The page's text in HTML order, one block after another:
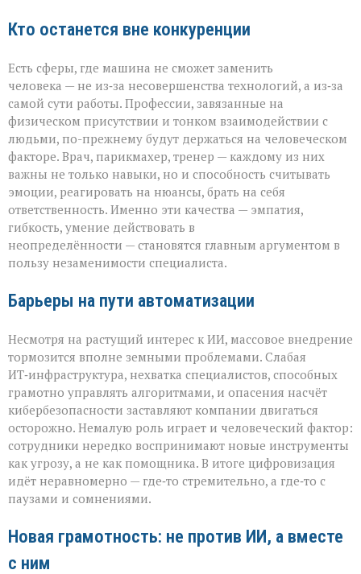
Кто останется вне конкуренции
Есть сферы, где машина не сможет заменить
человека — не из‑за несовершенства технологий, а из‑за
самой сути работы. Профессии, завязанные на
физическом присутствии и тонком взаимодействии с
людьми, по-прежнему будут держаться на человеческом
факторе. Врач, парикмахер, тренер — каждому из них
важны не только навыки, но и способность считывать
эмоции, реагировать на нюансы, брать на себя
ответственность. Именно эти качества — эмпатия,
гибкость, умение действовать в
неопределённости — становятся главным аргументом в
пользу незаменимости специалиста.
Барьеры на пути автоматизации
Несмотря на растущий интерес к ИИ, массовое внедрение
тормозится вполне земными проблемами. Слабая
ИТ‑инфраструктура, нехватка специалистов, способных
грамотно управлять алгоритмами, и опасения насчёт
кибербезопасности заставляют компании двигаться
осторожно. Немалую роль играет и человеческий фактор:
сотрудники нередко воспринимают новые инструменты
как угрозу, а не как помощника. В итоге цифровизация
идёт неравномерно — где‑то стремительно, а где‑то с
паузами и сомнениями.
Новая грамотность: не против ИИ, а вместе
с ним